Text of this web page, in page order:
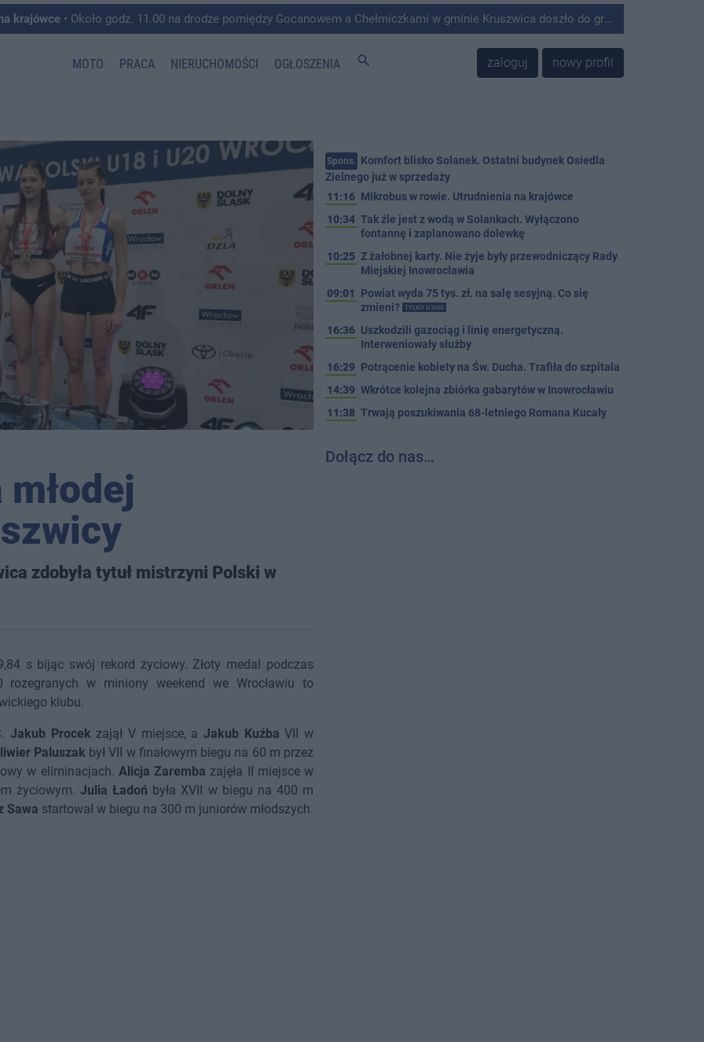
krajówce • Około godz. 11.00 na drodze pomiędzy Gocanowem a Chełmiczkami w gminie Kruszwica doszło do groźnie wyglądającego zdarzenia.
MOTO PRACA NIERUCHOMOŚCI OGŁOSZENIA search zaloguj nowy profil
zdobyła tytuł mistrzyni Polski w
s bijąc swój rekord życiowy. Złoty medal podczas
w miniony weekend we Wrocławiu to
klubu.
Jakub Procek zajął V miejsce, a Jakub Kuźba VII w
Paluszak był VII w finałowym biegu na 60 m przez
w eliminacjach. Alicja Zaremba zajęła II miejsce w
życiowym.Julia Ładoń była XVII w biegu na 400 m
Sawa startował w biegu na 300 m juniorów młodszych.
Spons. Komfort blisko Solanek. Ostatni budynek Osiedla
Zielnego już w sprzedaży
11:16 Mikrobus w rowie. Utrudnienia na krajówce
10:34 Tak źle jest z wodą w Solankach. Wyłączono
fontannę i zaplanowano dolewkę
10:25 Z żałobnej karty. Nie żyje były przewodniczący Rady
Miejskiej Inowrocławia
09:01
Powiat wyda 75 tys. zł. na salę sesyjną. Co się
zmieni?
TYLKO U NAS
16:36 Uszkodzili gazociąg i linię energetyczną.
Interweniowały służby
16:29 Potrącenie kobiety na Św. Ducha. Trafiła do szpitala
14:39 Wkrótce kolejna zbiórka gabarytów w Inowrocławiu
11:38 Trwają poszukiwania 68-letniego Romana Kucały
Dołącz do nas…